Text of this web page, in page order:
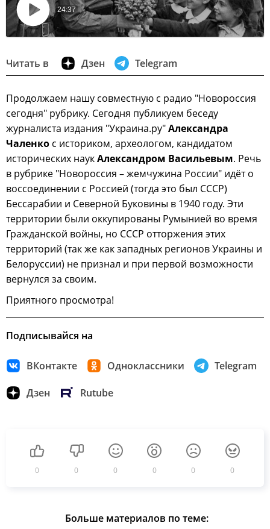
Воспроизвести
24:37
Читать в Дзен Telegram
Продолжаем нашу совместную с радио "Новороссия
сегодня" рубрику. Сегодня публикуем беседу
журналиста издания "Украина.ру"Александра
Чаленко с историком, археологом, кандидатом
исторических наукАлександром Васильевым. Речь
в рубрике "Новороссия – жемчужина России" идёт о
воссоединении с Россией (тогда это был СССР)
Бессарабии и Северной Буковины в 1940 году. Эти
территории были оккупированы Румынией во время
Гражданской войны, но СССР отторжения этих
территорий (так же как западных регионов Украины и
Белоруссии) не признал и при первой возможности
вернулся за своим.
Приятного просмотра!
Подписывайся на
ВКонтакте Одноклассники Telegram
Дзен Rutube
0 0 0 0 0 0
Больше материалов по теме: